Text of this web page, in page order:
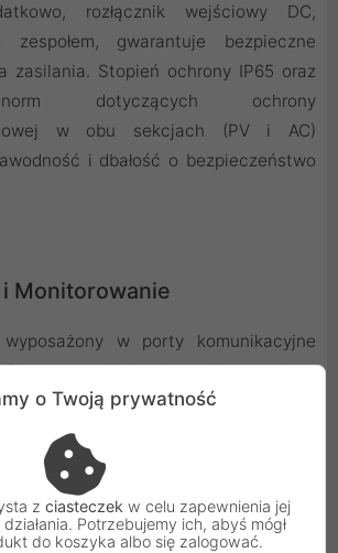
rozłącznik wejściowy DC,
zespołem, gwarantuje bezpieczne
zasilania. Stopień ochrony IP65 oraz
dotyczących ochrony
w obu sekcjach (PV i AC)
i dbałość o bezpieczeństwo
Monitorowanie
w porty komunikacyjne
Fi, co umożliwia łatwą integrację z
i zarządzania energią. Intuicyjne
wyświetlacz OLED pozwalają na
stanu urządzenia, co ułatwia
nad pracą całej instalacji.
o Twoją prywatność
z ciasteczekw celu zapewnienia jej
Potrzebujemy ich, abyś mógł
do koszyka albo się zalogować.